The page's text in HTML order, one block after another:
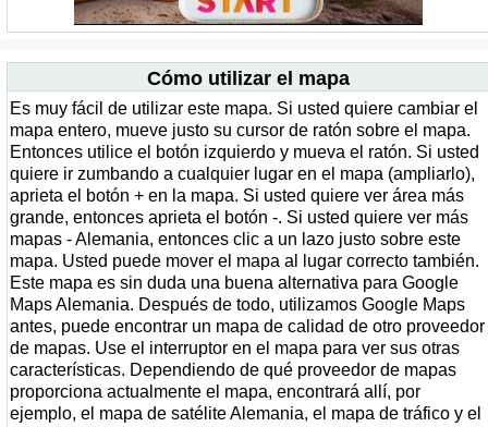
Cómo utilizar el mapa
Es muy fácil de utilizar este mapa. Si usted quiere cambiar el
mapa entero, mueve justo su cursor de ratón sobre el mapa.
Entonces utilice el botón izquierdo y mueva el ratón. Si usted
quiere ir zumbando a cualquier lugar en el mapa (ampliarlo),
aprieta el botón + en la mapa. Si usted quiere ver área más
grande, entonces aprieta el botón -. Si usted quiere ver más
mapas - Alemania, entonces clic a un lazo justo sobre este
mapa. Usted puede mover el mapa al lugar correcto también.
Este mapa es sin duda una buena alternativa para Google
Maps Alemania. Después de todo, utilizamos Google Maps
antes, puede encontrar un mapa de calidad de otro proveedor
de mapas. Use el interruptor en el mapa para ver sus otras
características. Dependiendo de qué proveedor de mapas
proporciona actualmente el mapa, encontrará allí, por
ejemplo, el mapa de satélite Alemania, el mapa de tráfico y el